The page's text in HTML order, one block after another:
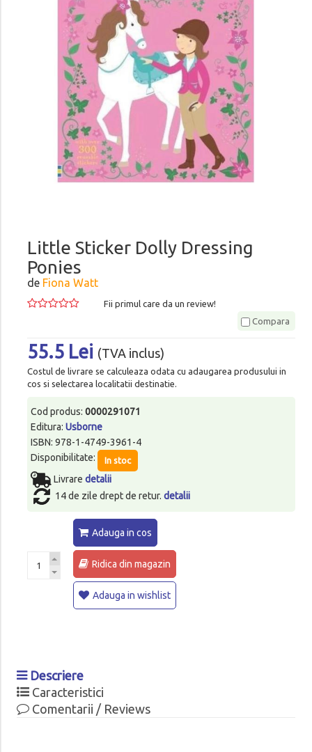
Little Sticker Dolly Dressing
Ponies
de Fiona Watt
Fii primul care da un review!
Compara
55.5 Lei (TVA inclus)
Costul de livrare se calculeaza odata cu adaugarea produsului in
cos si selectarea localitatii destinatie.
Cod produs: 0000291071
Editura: Usborne
ISBN: 978-1-4749-3961-4
Disponibilitate:
In stoc
Livrare detalii
14 de zile drept de retur. detalii
Adauga in cos
Ridica din magazin
Adauga in wishlist
Descriere
Caracteristici
Comentarii / Reviews